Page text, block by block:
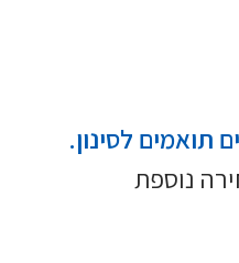
תואמים לסינון.
נוספת